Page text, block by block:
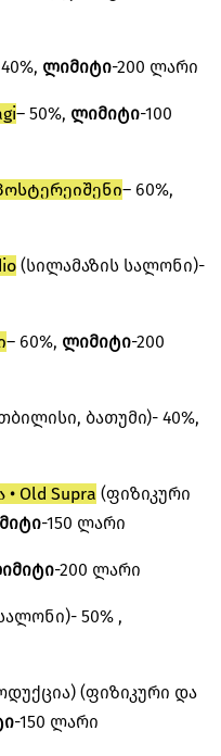
ლიმიტი-200 ლარი
– 50%, ლიმიტი-100
– 60%,
(სილამაზის სალონი)-
– 60%, ლიმიტი-200
ბათუმი)- 40%,
Old Supra (ფიზიკური
-150 ლარი
-200 ლარი
50% ,
(ფიზიკური და
-150 ლარი